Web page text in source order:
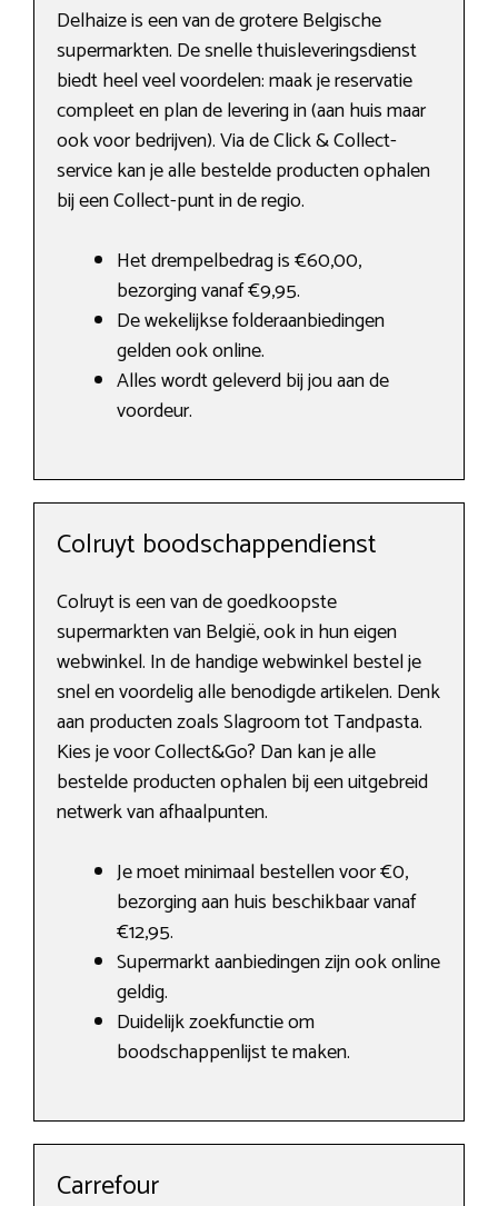
Delhaize is een van de grotere Belgische
supermarkten. De snelle thuisleveringsdienst
biedt heel veel voordelen: maak je reservatie
compleet en plan de levering in (aan huis maar
ook voor bedrijven). Via de Click & Collect-
service kan je alle bestelde producten ophalen
bij een Collect-punt in de regio.
Het drempelbedrag is €60,00,
bezorging vanaf €9,95.
De wekelijkse folderaanbiedingen
gelden ook online.
Alles wordt geleverd bij jou aan de
voordeur.
Colruyt boodschappendienst
Colruyt is een van de goedkoopste
supermarkten van België, ook in hun eigen
webwinkel. In de handige webwinkel bestel je
snel en voordelig alle benodigde artikelen. Denk
aan producten zoals Slagroom tot Tandpasta.
Kies je voor Collect&Go? Dan kan je alle
bestelde producten ophalen bij een uitgebreid
netwerk van afhaalpunten.
Je moet minimaal bestellen voor €0,
bezorging aan huis beschikbaar vanaf
€12,95.
Supermarkt aanbiedingen zijn ook online
geldig.
Duidelijk zoekfunctie om
boodschappenlijst te maken.
Carrefour